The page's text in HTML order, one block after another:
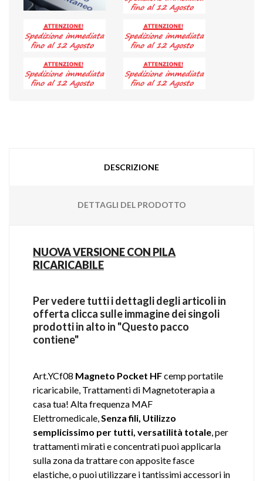
DESCRIZIONE
DETTAGLI DEL PRODOTTO
NUOVA VERSIONE CON PILA
RICARICABILE
Per vedere tutti i dettagli degli articoli in
offerta clicca sulle immagine dei singoli
prodotti in alto in "Questo pacco
contiene"
Art.YCf08 Magneto Pocket HFcemp portatile
ricaricabile, Trattamenti di Magnetoterapia a
casa tua! Alta frequenza MAF
Elettromedicale,Senza fili, Utilizzo
semplicissimo per tutti, versatilità totale, per
trattamenti mirati e concentrati puoi applicarla
sulla zona da trattare con apposite fasce
elastiche, o puoi utilizzare i tantissimi accessori in